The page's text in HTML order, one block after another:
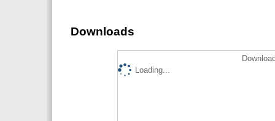
Downloads
Loading...